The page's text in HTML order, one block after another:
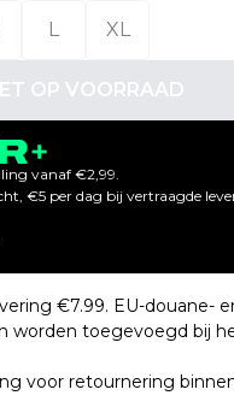
L XL
OP VOORRAAD
vanaf €2,99.
€5 per dag bij vertraagde
€7.99. EU-douane-
worden toegevoegd bij
voor retournering